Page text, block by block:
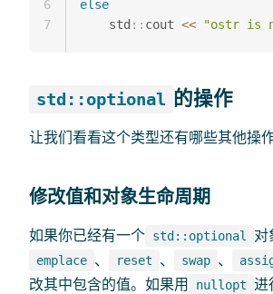
else
    std
:: cout << "ostr is
6
7
std::optional 的操作
让我们看看这个类型还有哪些其他操作
修改值和对象生命周期
如果你已经有一个 std::optional 对
emplace 、 reset 、 swap 、
改其中包含的值。如果用
nullopt 进